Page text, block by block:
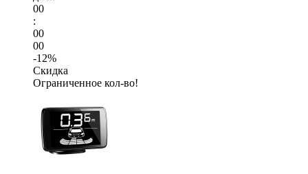
00
:
00
00
-12%
Скидка
Ограниченное кол-во!